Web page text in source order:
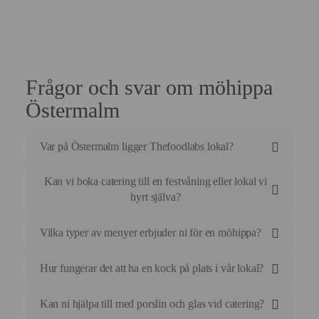
Frågor och svar om möhippa
Östermalm
Var på Östermalm ligger Thefoodlabs lokal?
Vår Food Studio ligger på Ynglingagatan 12 i
Vasastan, nära Odenplan med utmärkta
Kan vi boka catering till en festvåning eller lokal vi
hyrt själva?
Absolut, vi erbjuder fullständig service med kockar
och personal till den lokal ni valt i
Vilka typer av menyer erbjuder ni för en möhippa?
Vi erbjuder allt från interaktiva matlagningskurser med
specifika teman till sharing-menyer, bufféer och
Hur fungerar det att ha en kock på plats i vår lokal?
Vår kock tar med sig alla råvaror och nödvändig
Kan ni hjälpa till med porslin och glas vid catering?